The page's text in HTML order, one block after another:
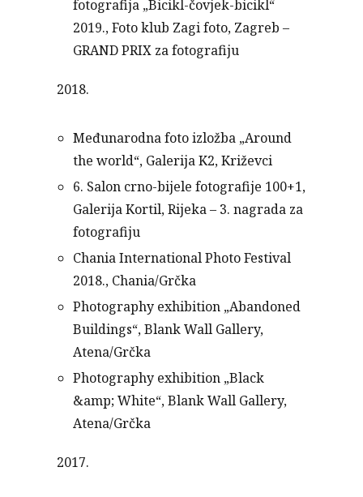
fotografija „Bicikl-čovjek-bicikl“
2019., Foto klub Zagi foto, Zagreb –
GRAND PRIX za fotografiju
2018.
Međunarodna foto izložba „Around
the world“, Galerija K2, Križevci
6. Salon crno-bijele fotografije 100+1,
Galerija Kortil, Rijeka – 3. nagrada za
fotografiju
Chania International Photo Festival
2018., Chania/Grčka
Photography exhibition „Abandoned
Buildings“, Blank Wall Gallery,
Atena/Grčka
Photography exhibition „Black
&amp; White“, Blank Wall Gallery,
Atena/Grčka
2017.